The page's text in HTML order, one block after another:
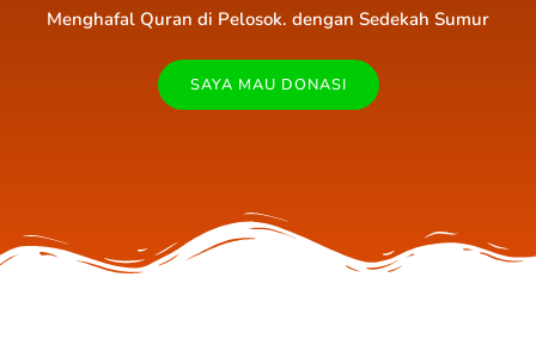
Menghafal Quran di Pelosok. dengan Sedekah Sumur
SAYA MAU DONASI